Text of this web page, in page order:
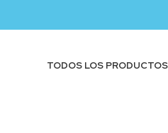
TODOS LOS PRODUCTOS